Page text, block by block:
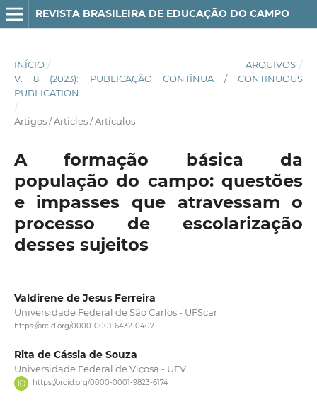
REVISTA BRASILEIRA DE EDUCAÇÃO DO CAMPO
INÍCIO / ARQUIVOS /
V. 8 (2023): PUBLICAÇÃO CONTÍNUA / CONTINUOUS
PUBLICATION
/
Artigos / Articles / Artículos
A formação básica da
população do campo: questões
e impasses que atravessam o
processo de escolarização
desses sujeitos
Valdirene de Jesus Ferreira
Universidade Federal de São Carlos - UFScar
https://orcid.org/0000-0001-6432-0407
Rita de Cássia de Souza
Universidade Federal de Viçosa - UFV
https://orcid.org/0000-0001-9823-6174